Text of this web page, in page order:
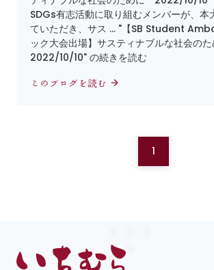
SDGs有志活動に取り組むメンバーが、本
ていただき、サス … "【SB Student
ック大会出場】サスティナブルな社会の
2022/10/10" の続きを読む
このブログを読む
1